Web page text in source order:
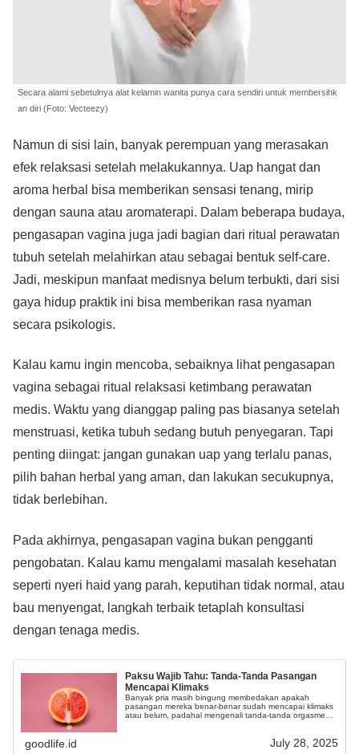
Secara alami sebetulnya alat kelamin wanita punya cara sendiri untuk membersihk
an diri (Foto: Vecteezy)
Namun di sisi lain, banyak perempuan yang merasakan
efek relaksasi setelah melakukannya. Uap hangat dan
aroma herbal bisa memberikan sensasi tenang, mirip
dengan sauna atau aromaterapi. Dalam beberapa budaya,
pengasapan vagina juga jadi bagian dari ritual perawatan
tubuh setelah melahirkan atau sebagai bentuk self-care.
Jadi, meskipun manfaat medisnya belum terbukti, dari sisi
gaya hidup praktik ini bisa memberikan rasa nyaman
secara psikologis.
Kalau kamu ingin mencoba, sebaiknya lihat pengasapan
vagina sebagai ritual relaksasi ketimbang perawatan
medis. Waktu yang dianggap paling pas biasanya setelah
menstruasi, ketika tubuh sedang butuh penyegaran. Tapi
penting diingat: jangan gunakan uap yang terlalu panas,
pilih bahan herbal yang aman, dan lakukan secukupnya,
tidak berlebihan.
Pada akhirnya, pengasapan vagina bukan pengganti
pengobatan. Kalau kamu mengalami masalah kesehatan
seperti nyeri haid yang parah, keputihan tidak normal, atau
bau menyengat, langkah terbaik tetaplah konsultasi
dengan tenaga medis.
Paksu Wajib Tahu: Tanda-Tanda Pasangan
Mencapai Klimaks
Banyak pria masih bingung membedakan apakah
pasangan mereka benar-benar sudah mencapai klimaks
atau belum, padahal mengenali tanda-tanda orgasme
goodlife.id July 28, 2025